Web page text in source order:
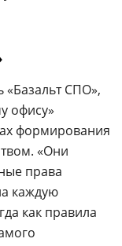
«Базальт СПО»,
офису»
формирования
«Они
права
каждую
как правила